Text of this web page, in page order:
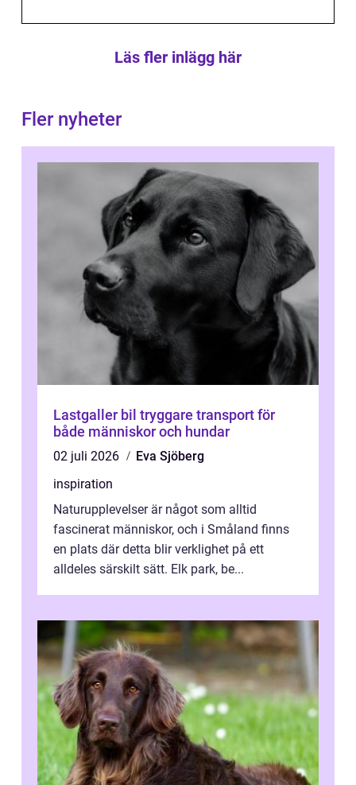
Läs fler inlägg här
Fler nyheter
Lastgaller bil tryggare transport för
både människor och hundar
02 juli 2026
Eva Sjöberg
inspiration
Naturupplevelser är något som alltid
fascinerat människor, och i Småland finns
en plats där detta blir verklighet på ett
alldeles särskilt sätt. Elk park, be...